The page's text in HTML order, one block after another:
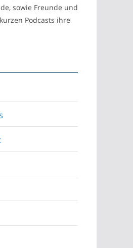
sowie Freunde und
Podcasts ihre